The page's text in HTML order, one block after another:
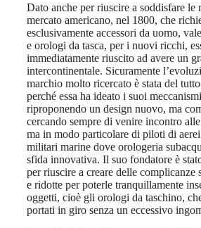
Dato anche per riuscire a soddisfare le
mercato americano, nel 1800, che
esclusivamente accessori da uomo,
e orologi da tasca, per i nuovi ricchi,
immediatamente riuscito ad avere un
intercontinentale. Sicuramente
marchio molto ricercato è stata del
perché essa ha ideato i suoi
riproponendo un design nuovo, ma
cercando sempre di venire incontro
ma in modo particolare di piloti di
militari marine dove orologeria
sfida innovativa. Il suo fondatore è
per riuscire a creare delle complicanze
e ridotte per poterle tranquillamente
oggetti, cioè gli orologi da taschino,
portati in giro senza un eccessivo